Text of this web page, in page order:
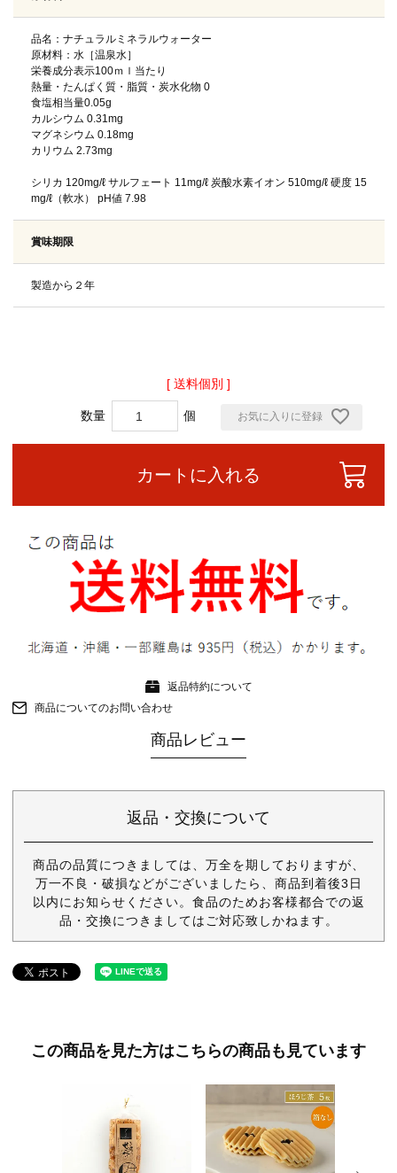
品名：ナチュラルミネラルウォーター
原材料：水［温泉水］
栄養成分表示100ｍｌ当たり
熱量・たんぱく質・脂質・炭水化物 0
食塩相当量0.05g
カルシウム 0.31mg
マグネシウム 0.18mg
カリウム 2.73mg
シリカ 120mg/ℓ サルフェート 11mg/ℓ 炭酸水素イオン 510mg/ℓ 硬度 15
mg/ℓ（軟水） pH値 7.98
賞味期限
製造から２年
送料個別
お気に入りに登録
カートに入れる
返品特約について
商品についてのお問い合わせ
商品レビュー
返品・交換について
商品の品質につきましては、万全を期しておりますが、
万一不良・破損などがございましたら、商品到着後3日
以内にお知らせください。食品のためお客様都合での返
品・交換につきましてはご対応致しかねます。
この商品を見た方はこちらの商品も見ています